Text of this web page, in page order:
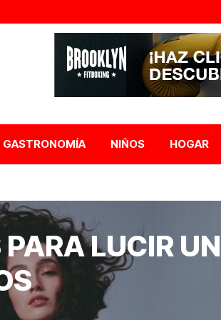
GASTRONOMÍA NIÑOS HOGAR
LUCIR